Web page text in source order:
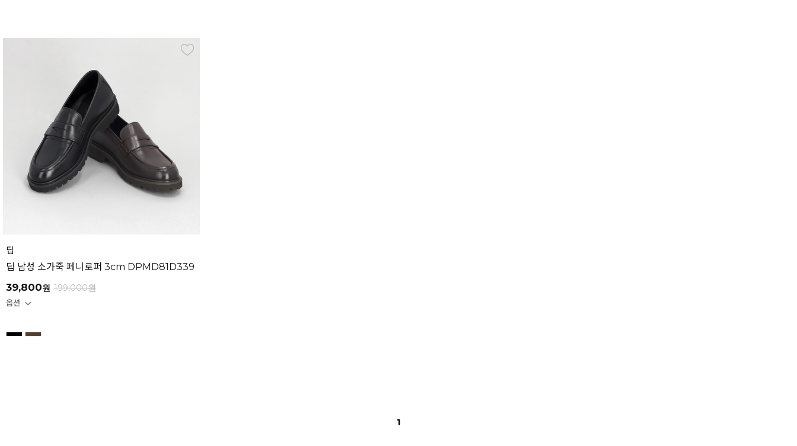
딥
딥 남성 소가죽 페니로퍼 3cm DPMD81D339
39,800원 199,000원
1